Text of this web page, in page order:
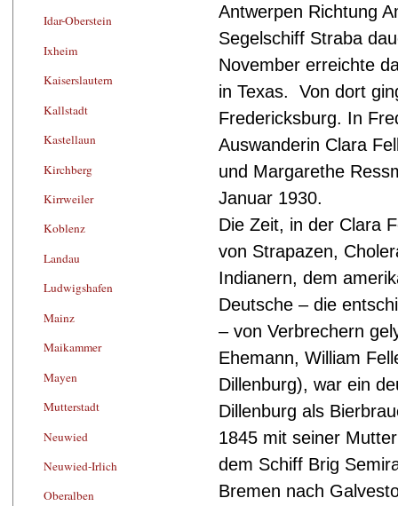
Idar-Oberstein
Ixheim
Kaiserslautern
Kallstadt
Kastellaun
Kirchberg
Kirrweiler
Koblenz
Landau
Ludwigshafen
Mainz
Maikammer
Mayen
Mutterstadt
Neuwied
Neuwied-Irlich
Oberalben
Antwerpen Richtung
Segelschiff Straba
November erreichte
in Texas. Von dort
Fredericksburg. In
Auswanderin Clara
und Margarethe
Januar 1930.
Die Zeit, in der Clara
von Strapazen,
Indianern, dem
Deutsche – die
– von Verbrechern
Ehemann, William
Dillenburg), war ein
Dillenburg als
1845 mit seiner
dem Schiff Brig
Bremen nach